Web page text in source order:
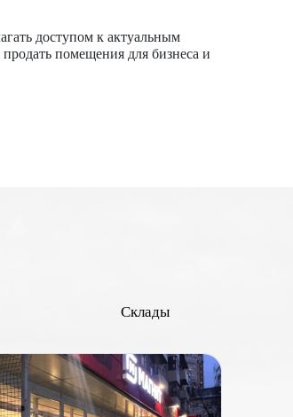
доступом к актуальным
помещения для бизнеса и
поэтому их можно в любое время
собственников.
Склады